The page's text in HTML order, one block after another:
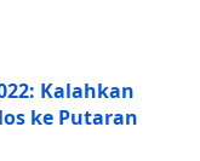
Kalahkan
ke Putaran